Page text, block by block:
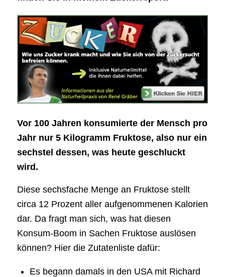
Vor 100 Jahren konsumierte der Mensch pro
Jahr nur 5 Kilogramm Fruktose, also nur ein
sechstel dessen, was heute geschluckt
wird.
Diese sechsfache Menge an Fruktose stellt
circa 12 Prozent aller aufgenommenen Kalorien
dar. Da fragt man sich, was hat diesen
Konsum-Boom in Sachen Fruktose auslösen
können? Hier die Zutatenliste dafür:
Es begann damals in den USA mit Richard